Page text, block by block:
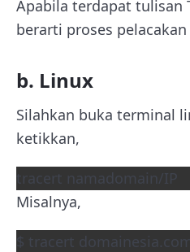
Apabila terdapat tulisan
berarti proses
b. Linux
Silahkan buka terminal
ketikkan,
tracert namadomain/IP
Misalnya,
$ tracert